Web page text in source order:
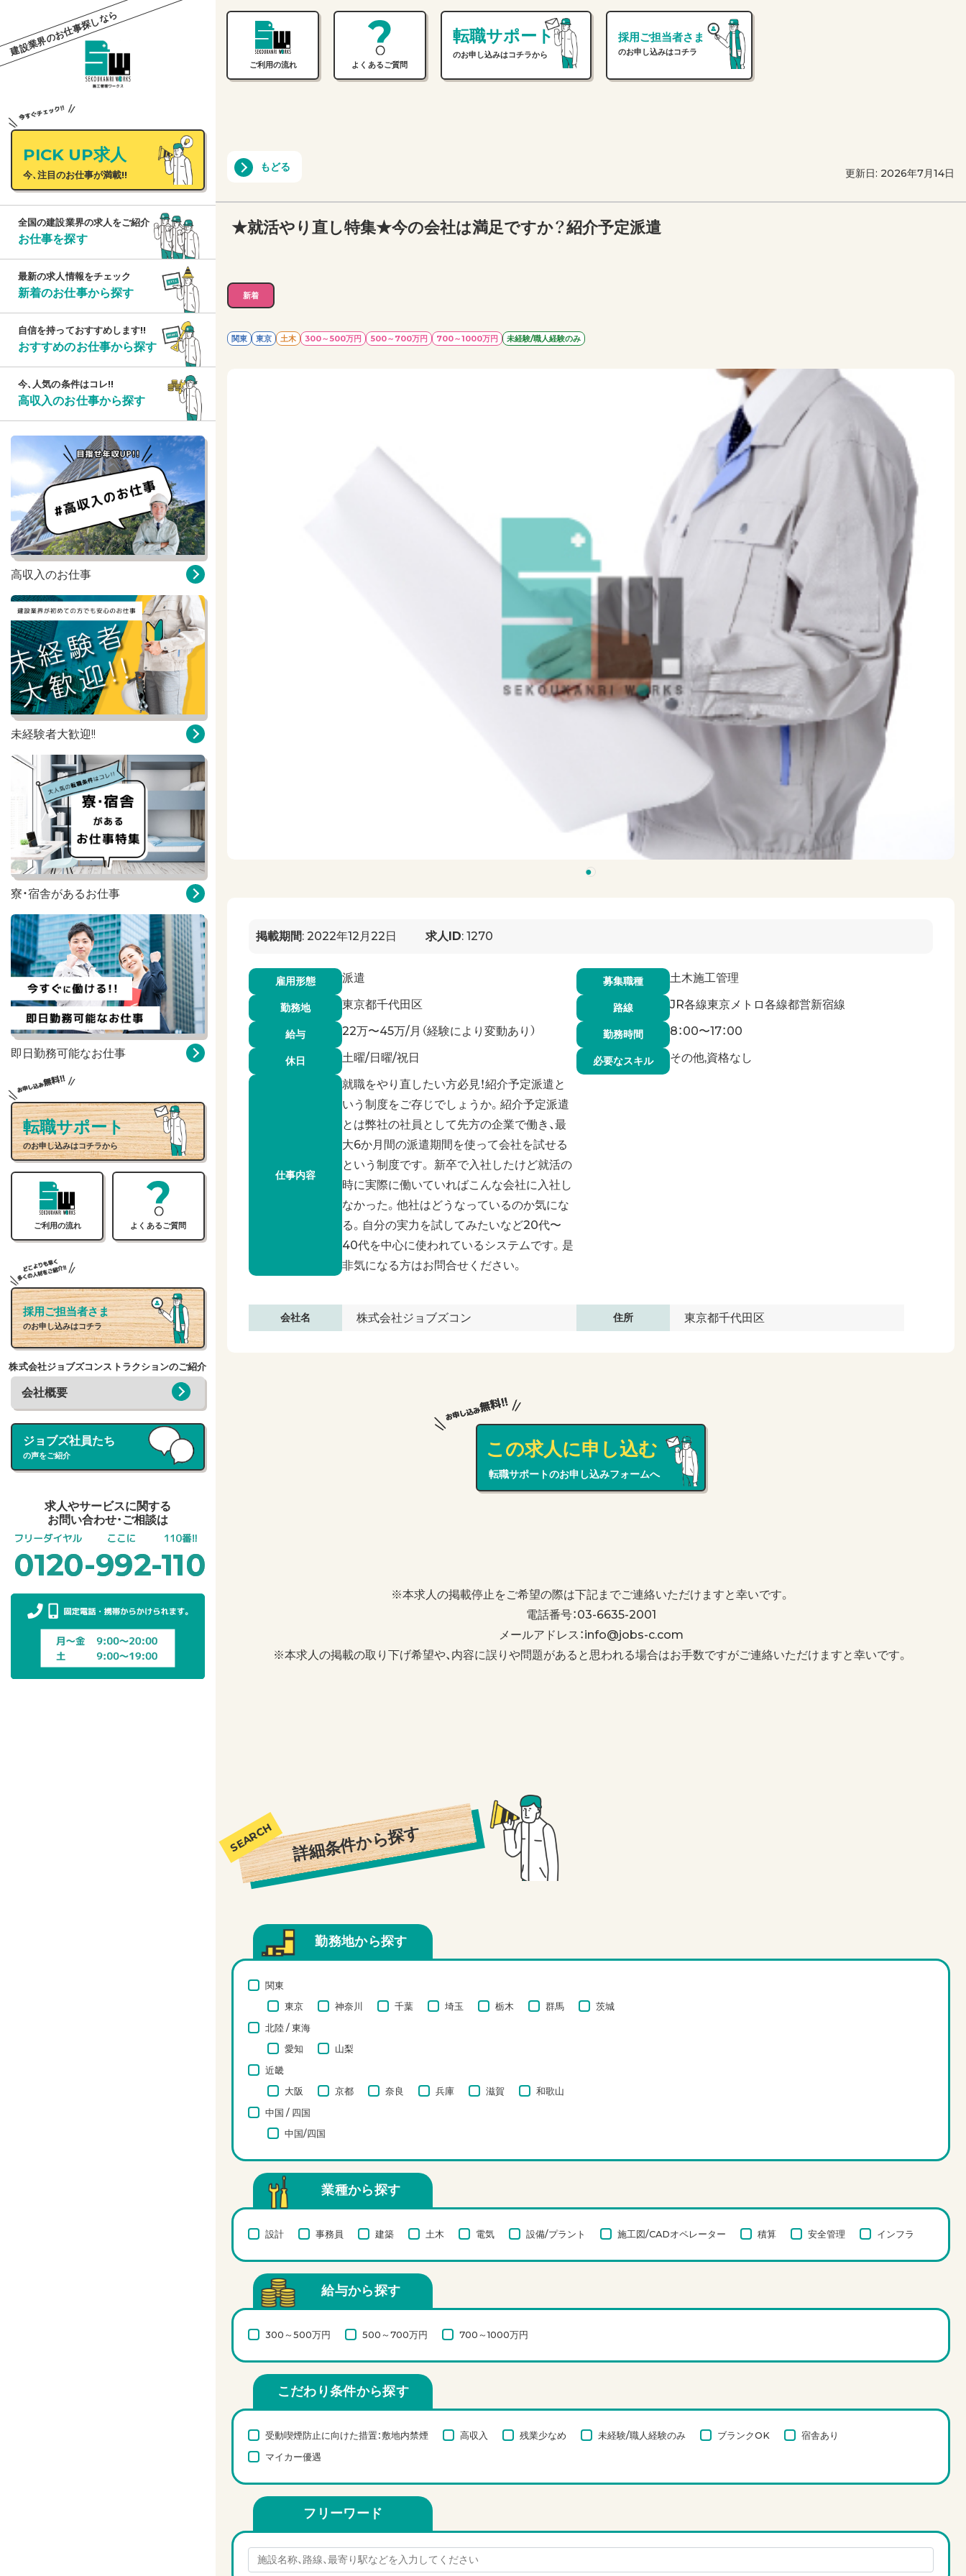
ご利用の流れ よくあるご質問
転職サポート
のお申し込みはコチラから
採用ご担当者さま
のお申し込みはコチラ
もどる 更新日: 2026年7月14日
★就活やり直し特集★今の会社は満足ですか？紹介予定派遣
新着
関東 東京 土木 300～500万円 500～700万円 700～1000万円 未経験/職人経験のみ
掲載期間: 2022年12月22日 求人ID: 1270
雇用形態 派遣 募集職種 土木施工管理
勤務地 東京都千代田区 路線 JR各線東京メトロ各線都営新宿線
給与 22万〜45万/月（経験により変動あり） 勤務時間 8：00〜17：00
休日 土曜/日曜/祝日 必要なスキル その他,資格なし
仕事内容
就職をやり直したい方必見！紹介予定派遣と
いう制度をご存じでしょうか。紹介予定派遣
とは弊社の社員として先方の企業で働き、最
大6か月間の派遣期間を使って会社を試せる
という制度です。 新卒で入社したけど就活の
時に実際に働いていればこんな会社に入社し
なかった。他社はどうなっているのか気にな
る。自分の実力を試してみたいなど20代〜
40代を中心に使われているシステムです。是
非気になる方はお問合せください。
会社名 株式会社ジョブズコン 住所 東京都千代田区
この求人に申し込む
転職サポートのお申し込みフォームへ
※本求人の掲載停止をご希望の際は下記までご連絡いただけますと幸いです。
電話番号：03-6635-2001
メールアドレス：info@jobs-c.com
※本求人の掲載の取り下げ希望や、内容に誤りや問題があると思われる場合はお手数ですがご連絡いただけますと幸いです。
建設業界のお仕事探しなら
PICK UP求人
今、注目のお仕事が満載!!
全国の建設業界の求人をご紹介
お仕事を探す
最新の求人情報をチェック
新着のお仕事から探す
自信を持っておすすめします!!
おすすめのお仕事から探す
今、人気の条件はコレ!!
高収入のお仕事から探す
高収入のお仕事
未経験者大歓迎!!
寮・宿舎があるお仕事
即日勤務可能なお仕事
転職サポート
のお申し込みはコチラから
ご利用の流れ よくあるご質問
採用ご担当者さま
のお申し込みはコチラ
株式会社ジョブズコンストラクションのご紹介
会社概要
ジョブズ社員たち
の声をご紹介
求人やサービスに関する
お問い合わせ・ご相談は
詳細条件から探す
勤務地から探す
関東
東京
神奈川 千葉 埼玉 栃木 群馬
茨城
北陸 / 東海
愛知
山梨
近畿
大阪
京都 奈良 兵庫 滋賀
和歌山
中国 / 四国
中国/四国
業種から探す
設計 事務員 建築 土木 電気 設備/プラント 施工図/CADオペレーター 積算 安全管理 インフラ
給与から探す
300～500万円 500～700万円 700～1000万円
こだわり条件から探す
受動喫煙防止に向けた措置：敷地内禁煙 高収入 残業少なめ 未経験/職人経験のみ ブランクOK
宿舎あり
マイカー優遇
フリーワード